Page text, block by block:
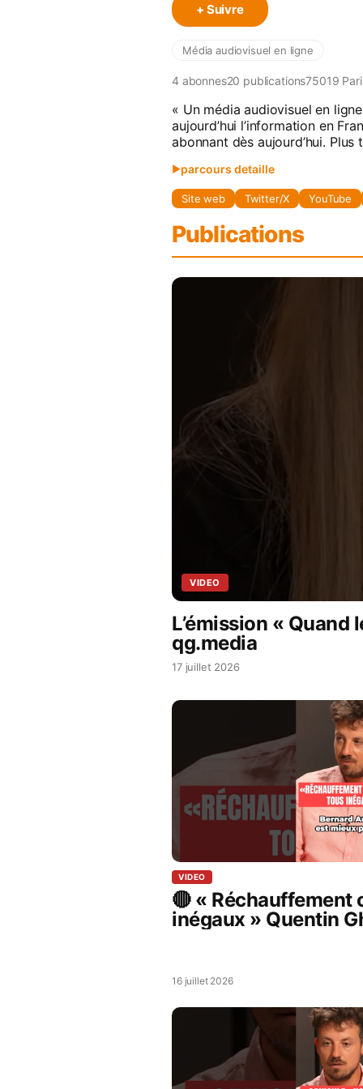
+ Suivre
Média audiovisuel en ligne
4 abonnes20 publications75019
« Un média audiovisuel en
aujourd’hui l’information en
abonnant dès aujourd’hui.
▶parcours detaille
Les médias français
se déliter. La vie
possèdent leurs titres, se
relever le combat de
enquêtes. Notre but est
justice sociale, ou des
répressifs, et ne trouvent
La réussite de ce combat
nous lisent, nous avons
médias. Contribuez dès
faussement désintéressés,
indépendants acceptent.
Beaucoup d’entre nous
masse. QG vous propose
vite nous retrouverons une
Site web Twitter/X YouTube
Publications
VIDEO
L’émission «
qg.media
17 juillet 2026
VIDEO
🔴 « Réchauffement
inégaux » Quentin
16 juillet 2026